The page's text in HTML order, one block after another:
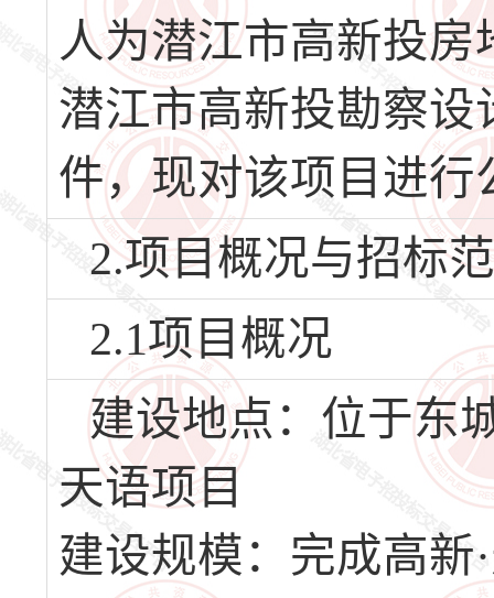
人为潜江市高新投
潜江市高新投勘察
件，现对该项目进行
2.项目概况与招标
2.1项目概况
建设地点：位于东
天语项目
建设规模：完成高新